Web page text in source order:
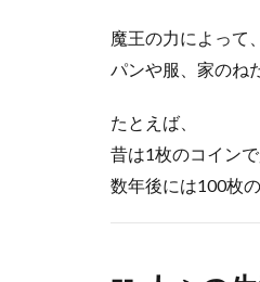
魔王の力によって、
パンや服、家のね
たとえば、
昔は1枚のコインで
数年後には100枚